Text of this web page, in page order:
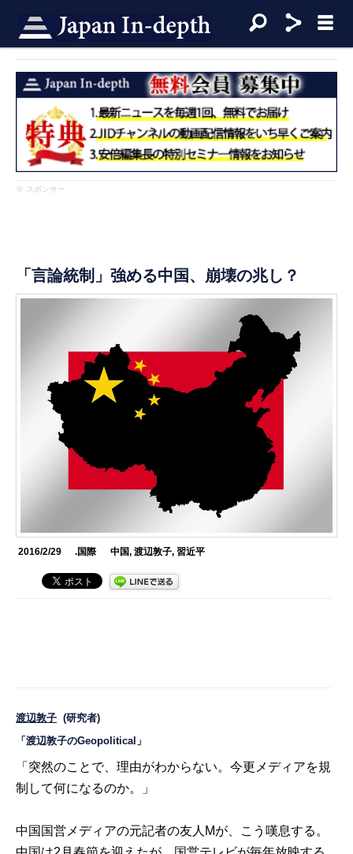
※ スポンサー
「言論統制」強める中国、崩壊の兆し？
2016/2/29 .国際 中国, 渡辺敦子, 習近平
渡辺敦子 (研究者)
「渡辺敦子のGeopolitical」
「突然のことで、理由がわからない。今更メディアを規
制して何になるのか。」
中国国営メディアの元記者の友人Mが、こう嘆息する。